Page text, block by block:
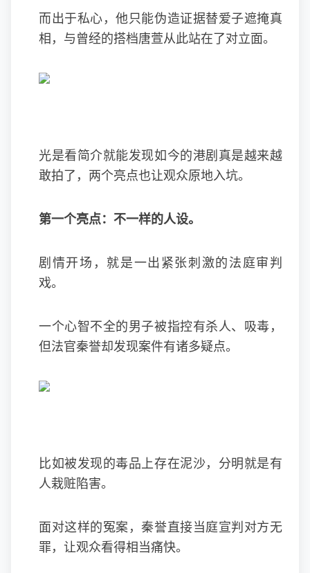
而出于私心，他只能伪造证据替爱子遮掩真
相，与曾经的搭档唐萱从此站在了对立面。
光是看简介就能发现如今的港剧真是越来越
敢拍了，两个亮点也让观众原地入坑。
第一个亮点：不一样的人设。
剧情开场，就是一出紧张刺激的法庭审判
戏。
一个心智不全的男子被指控有杀人、吸毒，
但法官秦誉却发现案件有诸多疑点。
比如被发现的毒品上存在泥沙，分明就是有
人栽赃陷害。
面对这样的冤案，秦誉直接当庭宣判对方无
罪，让观众看得相当痛快。